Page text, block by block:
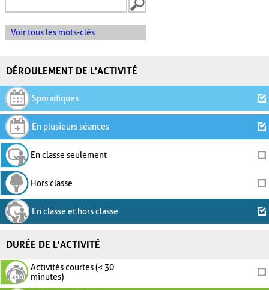
Voir tous les mots-clés
DÉROULEMENT DE L'ACTIVITÉ
Sporadiques
En plusieurs séances
En classe seulement
Hors classe
En classe et hors classe
DURÉE DE L'ACTIVITÉ
Activités courtes (< 30
minutes)